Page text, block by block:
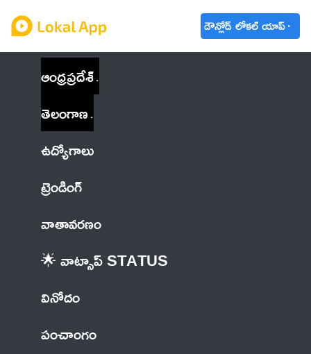
డౌన్లోడ్ లోకల్ యాప్
ఆంధ్రప్రదేశ్
తెలంగాణ
ఉద్యోగాలు
ట్రెండింగ్
వాతావరణం
🌟 వాట్సాప్ STATUS
వినోదం
పంచాంగం